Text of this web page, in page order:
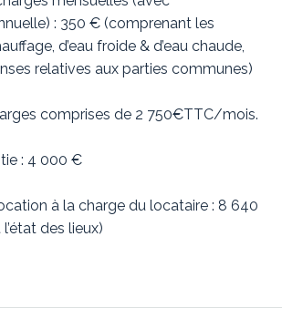
: 350 € (comprenant les
d’eau froide & d’eau chaude,
relatives aux parties communes)
comprises de 2 750€TTC/mois.
: 4 000 €
à la charge du locataire : 8 640
des lieux)